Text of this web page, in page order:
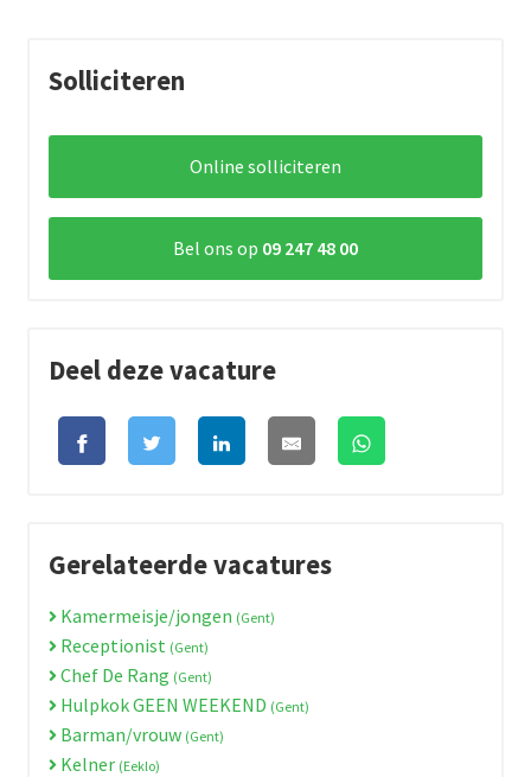
Solliciteren
Online solliciteren
Bel ons op 09 247 48 00
Deel deze vacature
Gerelateerde vacatures
Kamermeisje/jongen (Gent)
Receptionist (Gent)
Chef De Rang (Gent)
Hulpkok GEEN WEEKEND (Gent)
Barman/vrouw (Gent)
Kelner (Eeklo)